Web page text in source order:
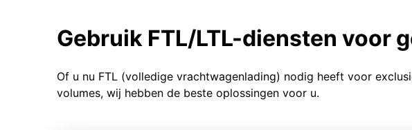
Gebruik FTL/LTL-diensten voor
Of u nu FTL (volledige vrachtwagenlading) nodig heeft voor
volumes, wij hebben de beste oplossingen voor u.